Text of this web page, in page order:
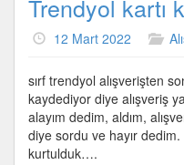
Trendyol kartı
12 Mart 2022
sırf trendyol alışverişten
kaydediyor diye alışveriş
alayım dedim, aldım,
diye sordu ve hayır
kurtulduk….